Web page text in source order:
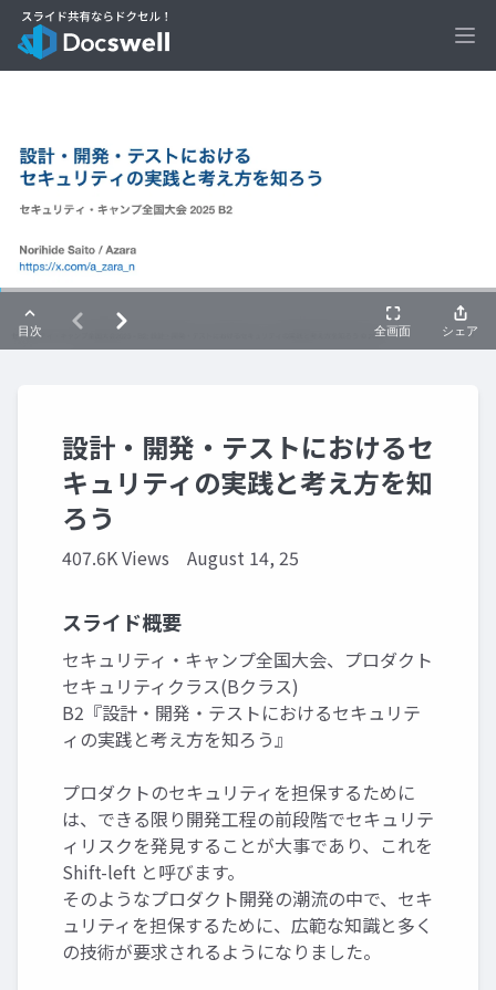
設計・開発・テストにおけるセ
キュリティの実践と考え方を知
ろう
407.6K Views August 14, 25
スライド概要
セキュリティ・キャンプ全国大会、プロダクト
セキュリティクラス(Bクラス)
B2『設計・開発・テストにおけるセキュリテ
ィの実践と考え方を知ろう』
プロダクトのセキュリティを担保するために
は、できる限り開発工程の前段階でセキュリテ
ィリスクを発見することが大事であり、これを
Shift-left と呼びます。
そのようなプロダクト開発の潮流の中で、セキ
ュリティを担保するために、広範な知識と多く
の技術が要求されるようになりました。